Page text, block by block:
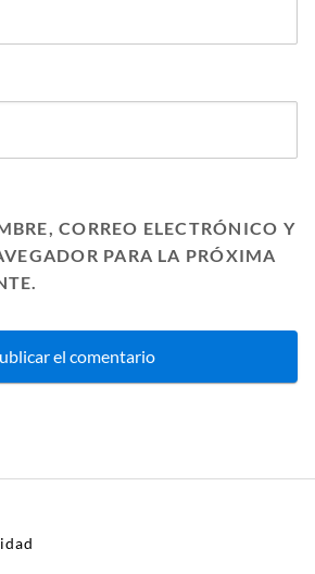
CORREO ELECTRÓNICO Y
PARA LA PRÓXIMA